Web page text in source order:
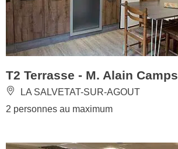
T2 Terrasse - M. Alain Camps
LA SALVETAT-SUR-AGOUT
2 personnes au maximum